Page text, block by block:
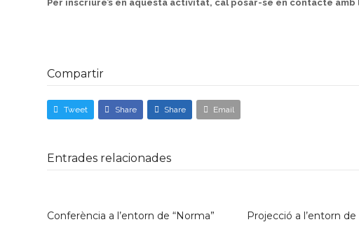
Per inscriure’s en aquesta activitat, cal posar-se en contacte amb
Compartir
Tweet Share Share Email
Entrades relacionades
Conferència a l’entorn de “Norma” Projecció a l’entorn de